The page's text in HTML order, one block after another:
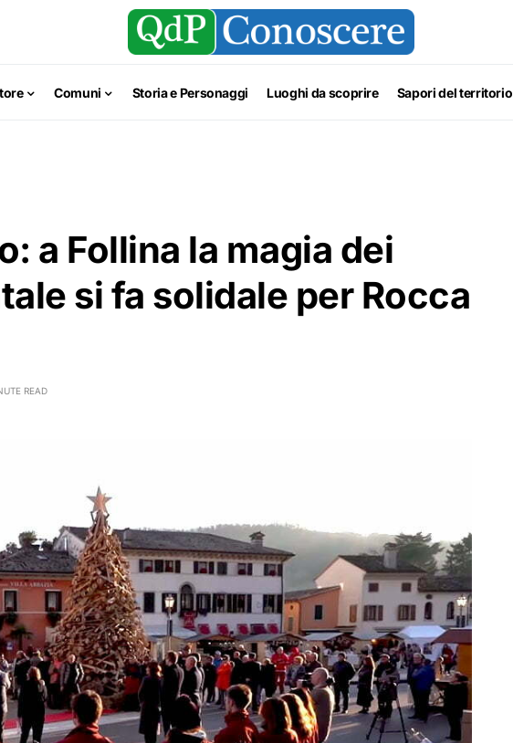
Comuni Storia e Personaggi Luoghi da scoprire Sapori del territorio
a Follina la magia dei
si fa solidale per Rocca
READ